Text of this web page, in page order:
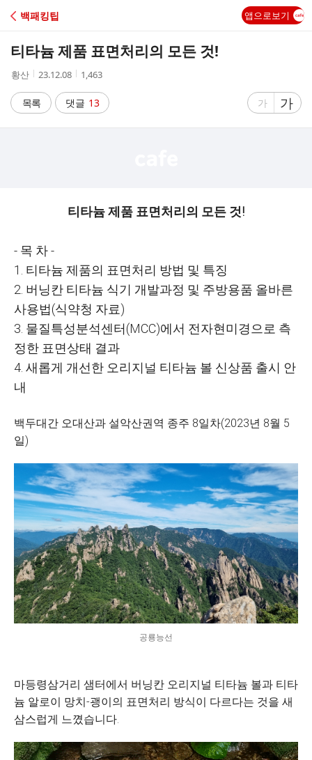
C
A
백패킹팁 앱으로보기
티타늄 제품 표면처리의 모든 것!
작
자
황산
작
시
간
23.12.08
조
수
1,463
목록 댓글 13
글
가
글
자
가
티타늄 제품 표면처리의 모든 것!
- 목 차 -
1. 티타늄 제품의 표면처리 방법 및 특징
2. 버닝칸 티타늄 식기 개발과정 및 주방용품 올바른
사용법(식약청 자료)
3. 물질특성분석센터(MCC)에서 전자현미경으로 측
정한 표면상태 결과
4. 새롭게 개선한 오리지널 티타늄 볼 신상품 출시 안
내
백두대간 오대산과 설악산권역 종주 8일차(2023년 8월 5
일)
공룡능선
마등령삼거리 샘터에서 버닝칸 오리지널 티타늄 볼과 티타
늄 알로이 망치-괭이의 표면처리 방식이 다르다는 것을 새
삼스럽게 느꼈습니다.